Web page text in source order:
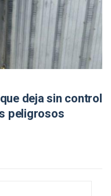
deja sin control
peligrosos